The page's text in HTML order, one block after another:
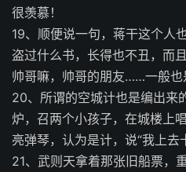
很羡慕！
19、顺便说一句，蒋干这个
盗过什么书，长得也不丑，而
帅哥嘛，帅哥的朋友……一般也
20、所谓的空城计也是编出
炉，召两个小孩子，在城楼上
亮弹琴，认为是计，说“我上
21、武则天拿着那张旧船票，